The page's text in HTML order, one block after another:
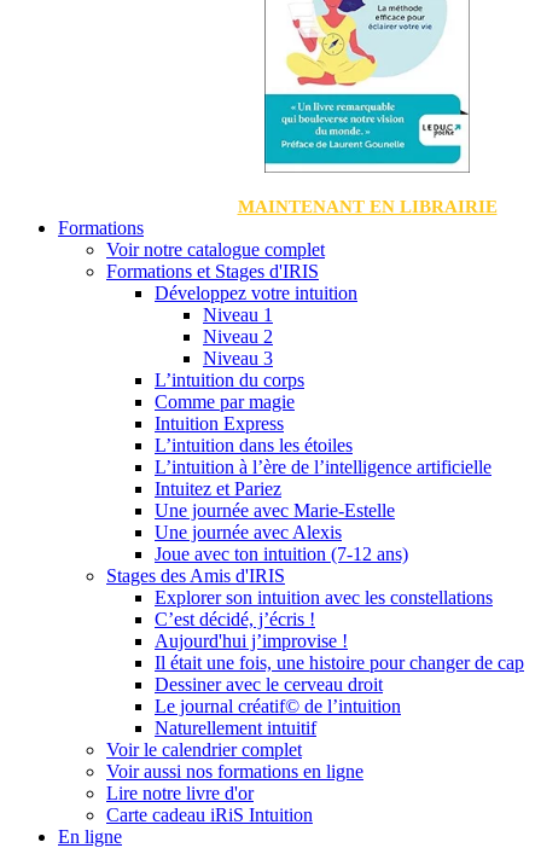
MAINTENANT EN LIBRAIRIE
Formations
Voir notre catalogue complet
Formations et Stages d'IRIS
Développez votre intuition
Niveau 1
Niveau 2
Niveau 3
L’intuition du corps
Comme par magie
Intuition Express
L’intuition dans les étoiles
L’intuition à l’ère de l’intelligence artificielle
Intuitez et Pariez
Une journée avec Marie-Estelle
Une journée avec Alexis
Joue avec ton intuition (7-12 ans)
Stages des Amis d'IRIS
Explorer son intuition avec les constellations
C’est décidé, j’écris !
Aujourd'hui j’improvise !
Il était une fois, une histoire pour changer de cap
Dessiner avec le cerveau droit
Le journal créatif© de l’intuition
Naturellement intuitif
Voir le calendrier complet
Voir aussi nos formations en ligne
Lire notre livre d'or
Carte cadeau iRiS Intuition
En ligne